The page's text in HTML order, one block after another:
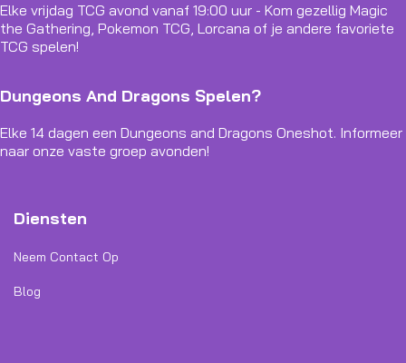
Elke vrijdag TCG avond vanaf 19:00 uur - Kom gezellig Magic
the Gathering, Pokemon TCG, Lorcana of je andere favoriete
TCG spelen!
Dungeons And Dragons Spelen?
Elke 14 dagen een Dungeons and Dragons Oneshot. Informeer
naar onze vaste groep avonden!
Diensten
Neem Contact Op
Blog